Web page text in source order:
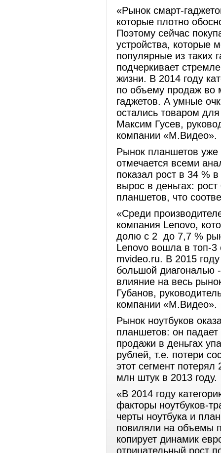
«Рынок смарт-
которые плотно
Поэтому сейчас
устройства, которые
популярные из таких
подчеркивает
жизни. В 2014 году
по объему продаж во
гаджетов. А умные
остались товаром
Максим Гусев,
компании «М.Видео».
Рынок планшетов уже
отмечается всеми
показал рост в 34 %
вырос в деньгах:
планшетов, что
«Среди
компания Lenovo,
долю с 2 до 7,7 %
Lenovo вошла в топ-
mvideo.ru. В 2015
большой диагональю -
влияние на весь
Губанов,
компании «М.Видео».
Рынок ноутбуков
планшетов: он
продажи в деньгах
рублей, т.е. потери
этот сегмент
млн штук в 2013 году.
«В 2014 году
факторы ноутбуков-
черты ноутбука и
повиляли на объемы
копирует динамик
отрицательный рост